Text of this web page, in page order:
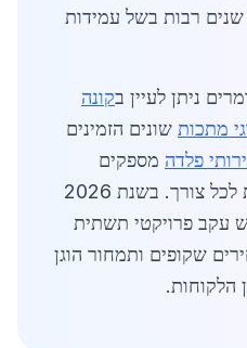
רבות בשל עמידות
ניתן לעיין בקונה
מתכות שונים הזמינים
פלדה מספקים
פתרונות מותאמים אישית לכל צורך. בשנת 2026
עקב פרויקטי תשתית
שקופים ותמחור הוגן
הלקוחות.